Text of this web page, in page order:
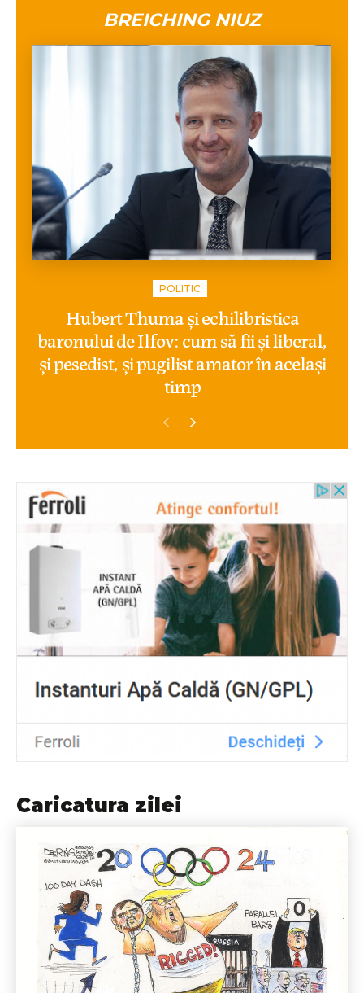
BREICHING NIUZ
POLITIC
Hubert Thuma și echilibristica
baronului de Ilfov: cum să fii și liberal,
și pesedist, și pugilist amator în același
timp
Caricatura zilei